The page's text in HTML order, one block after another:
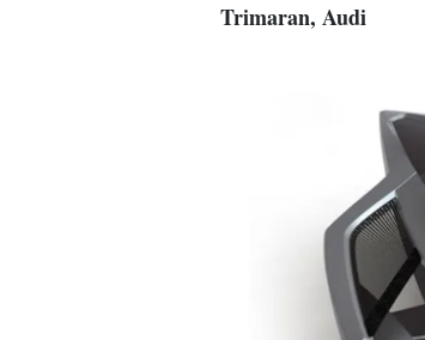
Trimaran, Audi